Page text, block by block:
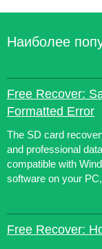
Наиболее
Free Recover:
Formatted Error
The SD card
and professional
compatible with
software on your
Free Recover: